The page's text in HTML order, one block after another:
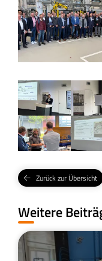
Zurück zur Übersicht
Weitere